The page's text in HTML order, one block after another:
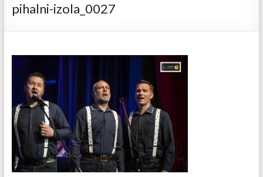
pihalni-izola_0027